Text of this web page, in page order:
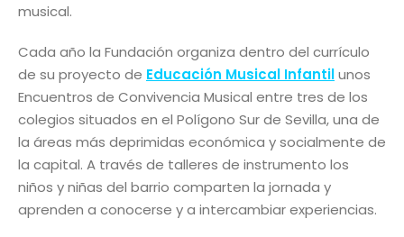
musical.
Cada año la Fundación organiza dentro del currículo
de su proyecto de Educación Musical Infantilunos
Encuentros de Convivencia Musical entre tres de los
colegios situados en el Polígono Sur de Sevilla, una de
la áreas más deprimidas económica y socialmente de
la capital. A través de talleres de instrumento los
niños y niñas del barrio comparten la jornada y
aprenden a conocerse y a intercambiar experiencias.